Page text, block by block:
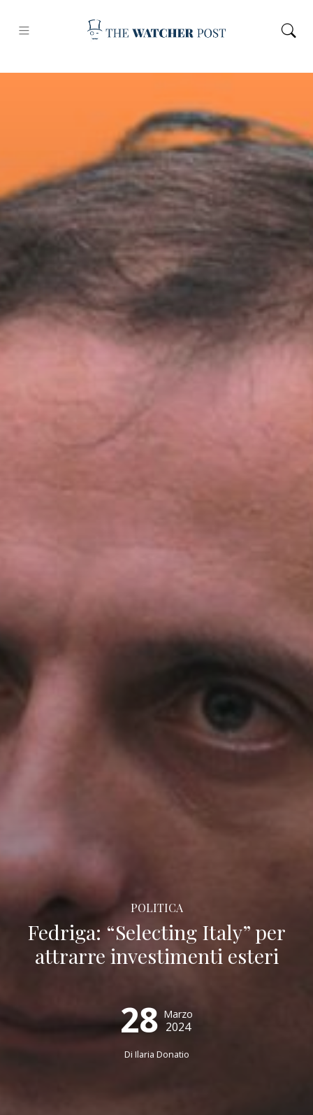
POLITICA
Fedriga: “Selecting Italy” per
attrarre investimenti esteri
28 Marzo
2024
Di Ilaria Donatio